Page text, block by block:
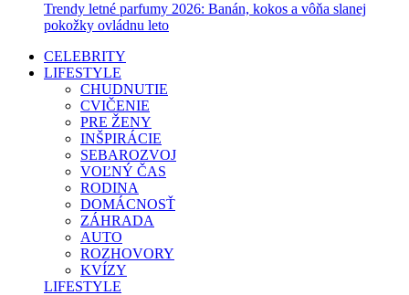
Trendy letné parfumy 2026: Banán, kokos a vôňa slanej
pokožky ovládnu leto
CELEBRITY
LIFESTYLE
CHUDNUTIE
CVIČENIE
PRE ŽENY
INŠPIRÁCIE
SEBAROZVOJ
VOĽNÝ ČAS
RODINA
DOMÁCNOSŤ
ZÁHRADA
AUTO
ROZHOVORY
KVÍZY
LIFESTYLE